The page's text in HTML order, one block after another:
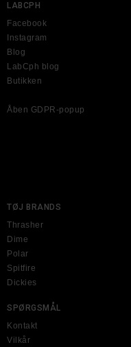
LABCPH
Facebook
Instagram
Blog
LabCph blog
Butikken
Åben GDPR-popup
TØJ BRANDS
Thrasher
Dime
Polar
Spitfire
Dickies
SPØRGSMÅL
Kontakt
Vilkår